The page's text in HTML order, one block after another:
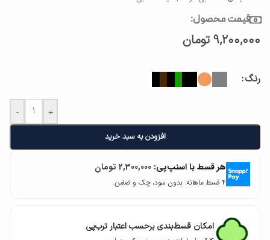
قیمت محصول:
9,200,000 تومان
رنگ
- +
افزودن به سبد خرید
هر قسط با اسنپ‌پی: 2,300,000 تومان
۴ قسط ماهانه. بدون سود، چک و ضامن.
امکان قسط‌بندی برحسب اعتبار ترب‌پی